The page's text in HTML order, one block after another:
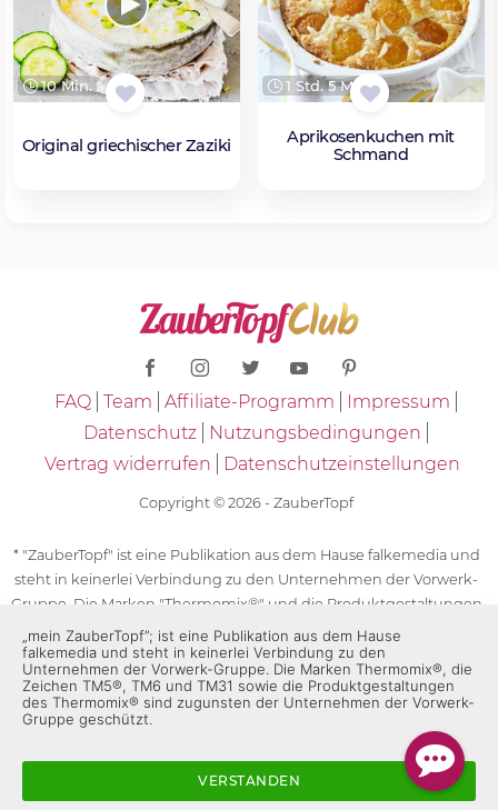
10 Min.
Original griechischer Zaziki
1 Std. 5 Min.
Aprikosenkuchen mit
Schmand
FAQ Team Affiliate-Programm
Impressum
Datenschutz
Nutzungsbedingungen
Vertrag widerrufen
Datenschutzeinstellungen
Copyright © 2026 - ZauberTopf
* "ZauberTopf" ist eine Publikation aus dem Hause falkemedia und
steht in keinerlei Verbindung zu den Unternehmen der Vorwerk-
Gruppe. Die Marken "Thermomix®" und die Produktgestaltungen
des "Thermomix®" sind eingetragene Marken der Unternehmen
der Vorwerk-Gruppe. Die Marken Thermomix®, die Zeichen TM5®,
TM6 und TM31 sowie die Produktgestaltungen des Thermomix®
sind zugunsten der Unternehmen der Vorwerk-Gruppe
geschützt. Für die Rezeptangaben in "ZauberTopf" ist
„mein ZauberTopf”; ist eine Publikation aus dem Hause
falkemedia und steht in keinerlei Verbindung zu den
Unternehmen der Vorwerk-Gruppe. Die Marken Thermomix®, die
Zeichen TM5®, TM6 und TM31 sowie die Produktgestaltungen
des Thermomix® sind zugunsten der Unternehmen der Vorwerk-
Gruppe geschützt.
VERSTANDEN